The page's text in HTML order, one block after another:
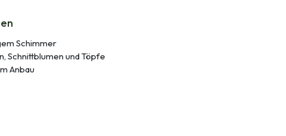
Schimmer
Schnittblumen und Töpfe
Anbau